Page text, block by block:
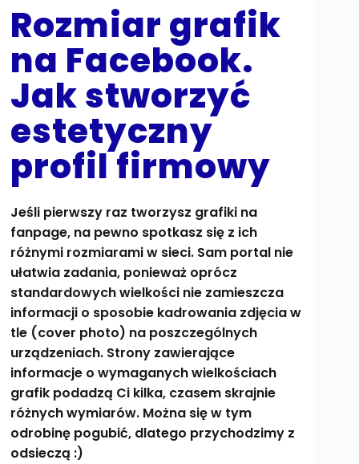
Rozmiar grafik
na Facebook.
Jak stworzyć
estetyczny
profil firmowy
Jeśli pierwszy raz tworzysz grafiki na
fanpage, na pewno spotkasz się z ich
różnymi rozmiarami w sieci. Sam portal nie
ułatwia zadania, ponieważ oprócz
standardowych wielkości nie zamieszcza
informacji o sposobie kadrowania zdjęcia w
tle (cover photo) na poszczególnych
urządzeniach. Strony zawierające
informacje o wymaganych wielkościach
grafik podadzą Ci kilka, czasem skrajnie
różnych wymiarów. Można się w tym
odrobinę pogubić, dlatego przychodzimy z
odsieczą :)